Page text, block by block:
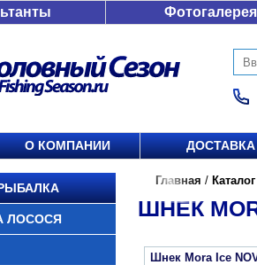
Фотогалерея
О КОМПАНИИ
ЛОСОСЯ
Главная / Каталог
ШНЕК
Шнек Mora Ice